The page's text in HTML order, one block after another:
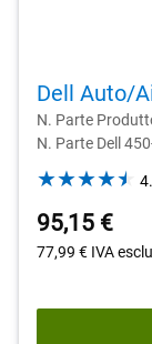
Dell Auto/
N. Parte
N. Parte Dell
95,15 €
77,99 € IVA